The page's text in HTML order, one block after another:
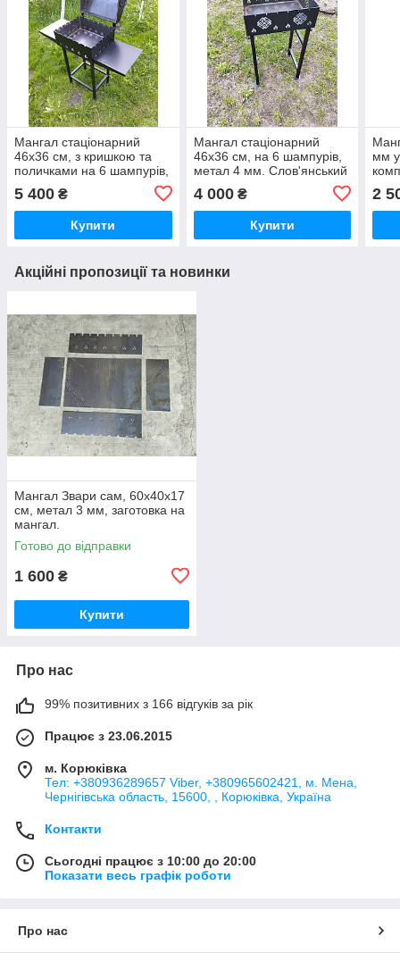
Мангал стаціонарний
46х36 см, з кришкою та
поличками на 6 шампурів,
5 400 ₴
Купити
Мангал стаціонарний
46х36 см, на 6 шампурів,
метал 4 мм. Слов'янський
4 000₴
Купити
мм
2
Акційні пропозиції та новинки
Мангал Звари сам, 60х40х17
см, метал 3 мм, заготовка на
мангал.
Готово до відправки
1 600 ₴
Купити
Про нас
99% позитивних з 166 відгуків за рік
Працює з 23.06.2015
м. Корюківка
Тел: +380936289657 Viber, +380965602421, м. Мена,
Чернігівська область, 15600, , Корюківка, Україна
Контакти
Сьогодні працює з 10:00 до 20:00
Показати весь графік роботи
Про нас